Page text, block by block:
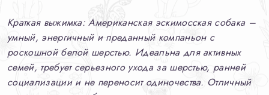
Краткая выжимка: Американская эскимосская собака –
умный, энергичный и преданный компаньон с
роскошной белой шерстью. Идеальна для активных
семей, требует серьезного ухода за шерстью, ранней
социализации и не переносит одиночества. Отличный